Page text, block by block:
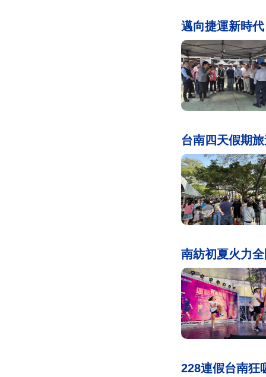
邁向捷運新時
台南四天假期
南紡初夏火力
228連假台南狂